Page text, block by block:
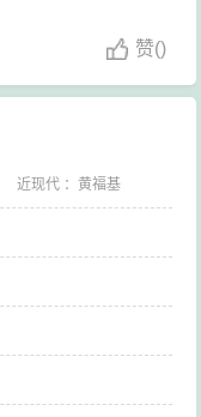
赞()
近现代 ：黄福基